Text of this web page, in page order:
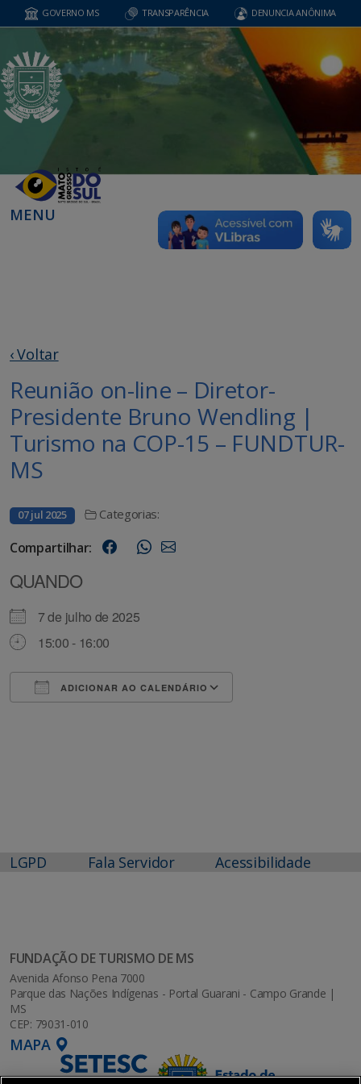
GOVERNO MS TRANSPARÊNCIA DENUNCIA ANÔNIMA
MENU
‹ Voltar
Reunião on-line – Diretor-
Presidente Bruno Wendling |
Turismo na COP-15 – FUNDTUR-
MS
07 jul 2025 Categorias:
Compartilhar:
QUANDO
7 de julho de 2025
15:00 - 16:00
ADICIONAR AO CALENDÁRIO
LGPD Fala Servidor Acessibilidade
FUNDAÇÃO DE TURISMO DE MS
Avenida Afonso Pena 7000
Parque das Nações Indígenas - Portal Guarani - Campo Grande |
MS
CEP: 79031-010
MAPA